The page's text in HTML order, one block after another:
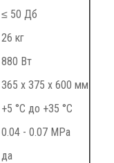
≤ 50 Дб
26 кг
880 Вт
365 x 375 x 600 мм
+5 °C до +35 °C
0.04 - 0.07 MPa
да